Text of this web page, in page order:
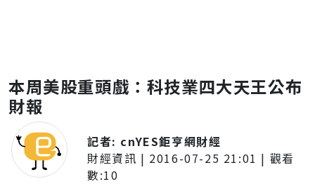
本周美股重頭戲：科技業四大天王公布
財報
記者: cnYES鉅亨網財經
財經資訊 | 2016-07-25 21:01 | 觀看
數:10